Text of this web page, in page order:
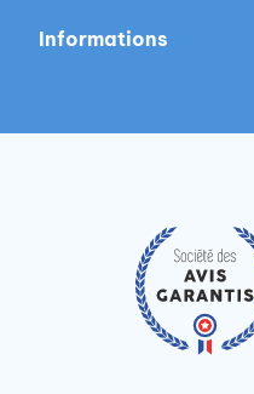
Informations